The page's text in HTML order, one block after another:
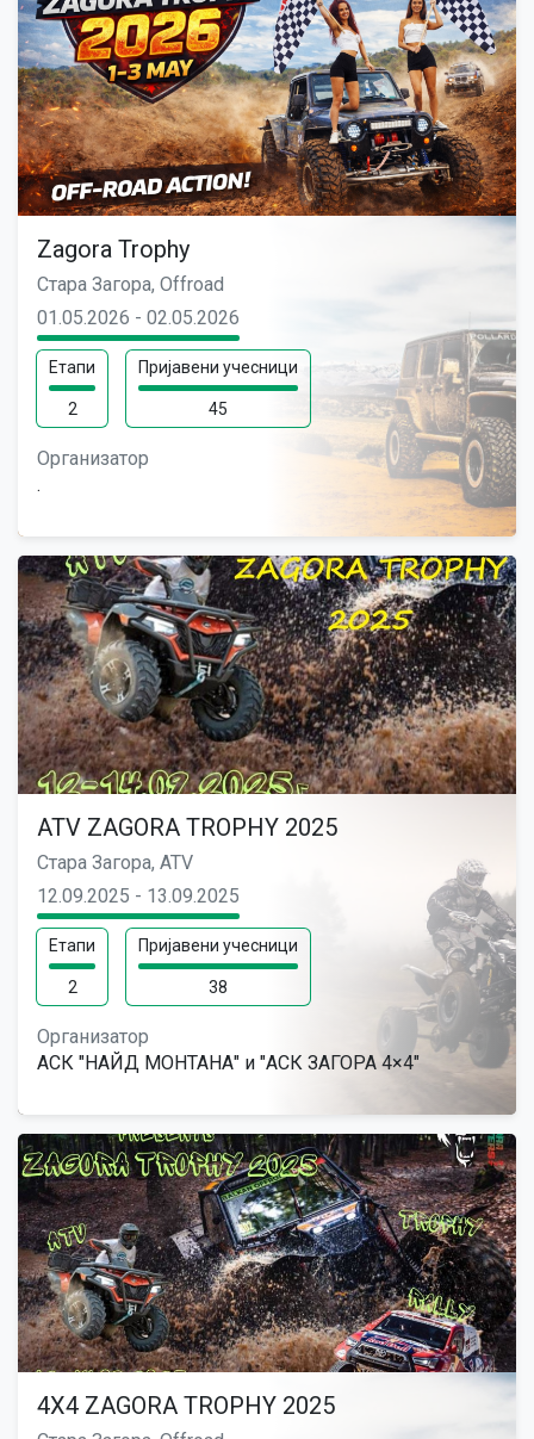
Zagora Trophy
Стара Загора, Offroad
01.05.2026 - 02.05.2026
Етапи
2
Пријавени учесници
45
Организатор
.
ATV ZAGORA TROPHY 2025
Стара Загора, ATV
12.09.2025 - 13.09.2025
Етапи
2
Пријавени учесници
38
Организатор
АСК "НАЙД МОНТАНА" и "АСК ЗАГОРА 4×4"
4Х4 ZAGORA TROPHY 2025